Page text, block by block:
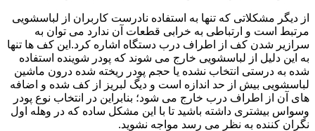
از دیگر مشکلاتی که تنها به استفاده نادرست کاربران از لباسشویی
مرتبط است و ارتباطی به خرابی قطعات آن ندارد می توان به
سرازیر شدن کف از اطراف درب دستگاه اشاره کرد.این کف ها تنها
به این دلیل از لباسشویی خارج می شوند که پودر شوینده استفاده
شده به درستی انتخاب نشده یا حجم پودر ریخته شده درون ماشین
لباسشویی بیش از حد اندازه است و دیگ لبریز از کف شده و اضافه
های آن از اطراف درب خارج می شود؛ بنابراین در انتخاب نوع پودر
وسواس بیشتری داشته باشید تا با این مشکل ساده که در وهله اول
نگران کننده به نظر می رسد مواجه نشوید.